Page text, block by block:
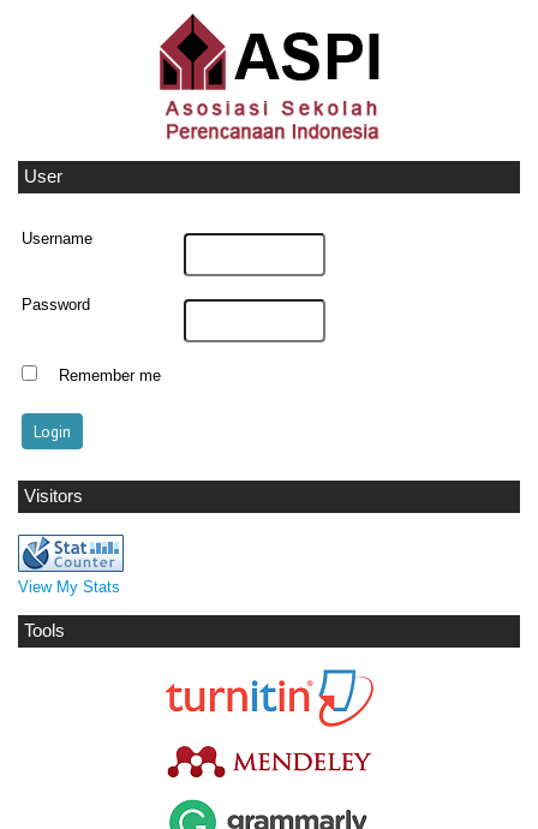
User
Username
Password
Remember me
Visitors
View My Stats
Tools